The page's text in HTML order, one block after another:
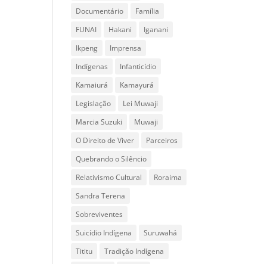
Documentário
Família
FUNAI
Hakani
Iganani
Ikpeng
Imprensa
Indígenas
Infanticídio
Kamaiurá
Kamayurá
Legislação
Lei Muwaji
Marcia Suzuki
Muwaji
O Direito de Viver
Parceiros
Quebrando o Silêncio
Relativismo Cultural
Roraima
Sandra Terena
Sobreviventes
Suicídio Indígena
Suruwahá
Tititu
Tradição Indígena